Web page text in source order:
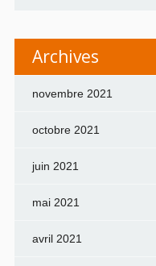
Archives
novembre 2021
octobre 2021
juin 2021
mai 2021
avril 2021